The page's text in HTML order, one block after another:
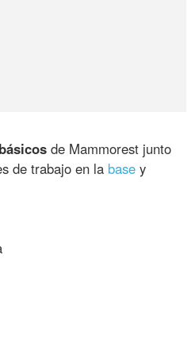
de Mammorest junto
de trabajo en la base y